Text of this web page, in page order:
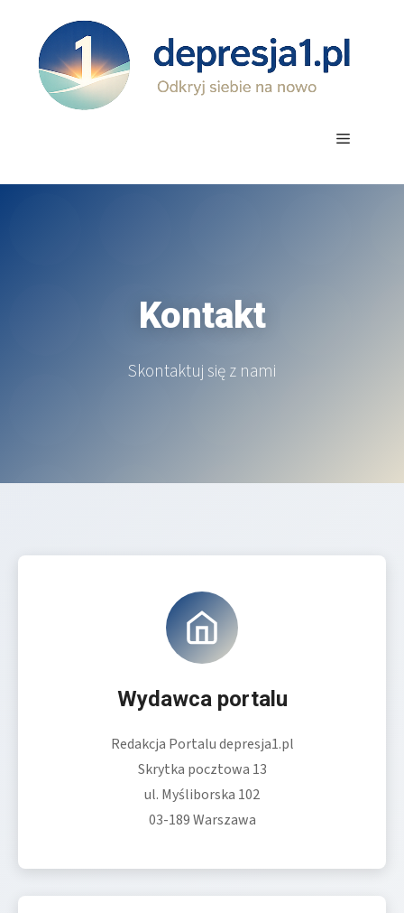
Menu
Kontakt
Skontaktuj się z nami
Wydawca portalu
Redakcja Portalu depresja1.pl
Skrytka pocztowa 13
ul. Myśliborska 102
03-189 Warszawa